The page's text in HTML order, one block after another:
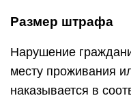
Размер штрафа
Нарушение
месту проживания
наказывается в